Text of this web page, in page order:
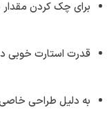
برای چک کردن
قدرت استارت خوبی
به دلیل طراحی